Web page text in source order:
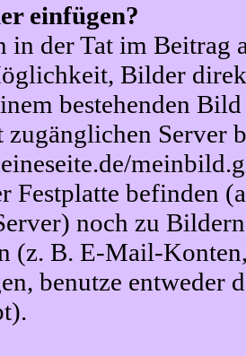
einfügen?
in der Tat im Beitrag
Bilder
bestehenden
Server
Festplatte befinden
noch zu
(z. B. E-Mail-
benutze